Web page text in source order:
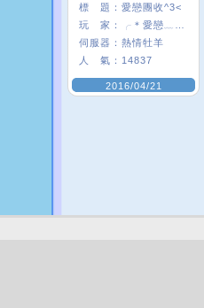
標 題： 愛戀團收^3<
玩 家：
伺服器： 熱情牡羊
人 氣： 14837
2016/04/21